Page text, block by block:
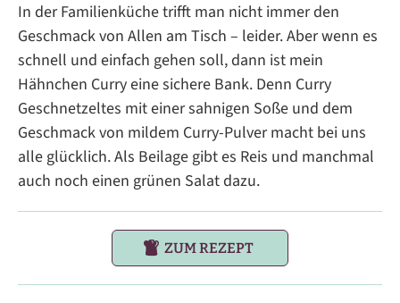
In der Familienküche trifft man nicht immer den
Geschmack von Allen am Tisch – leider. Aber wenn es
schnell und einfach gehen soll, dann ist mein
Hähnchen Curry eine sichere Bank. Denn Curry
Geschnetzeltes mit einer sahnigen Soße und dem
Geschmack von mildem Curry-Pulver macht bei uns
alle glücklich. Als Beilage gibt es Reis und manchmal
auch noch einen grünen Salat dazu.
ZUM REZEPT